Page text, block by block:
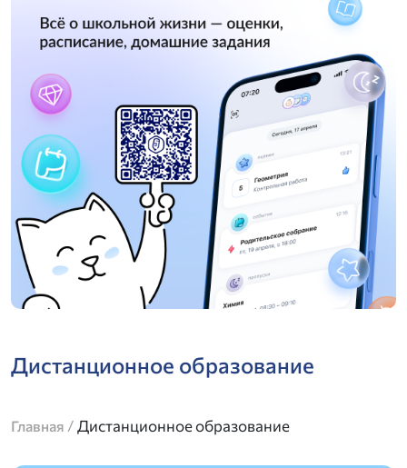
Дистанционное образование
Главная /Дистанционное образование